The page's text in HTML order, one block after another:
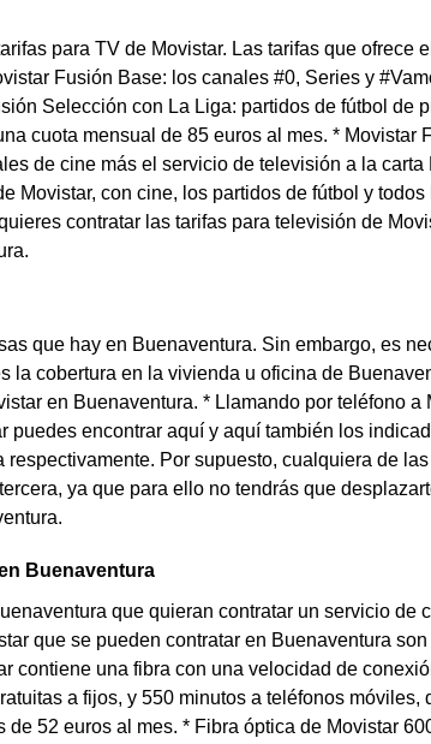
para TV de Movistar. Las tarifas que ofrece
Fusión Base: los canales #0, Series y
Selección con La Liga: partidos de fútbol de
cuota mensual de 85 euros al mes. * Movistar
de cine más el servicio de televisión a la carta
Movistar, con cine, los partidos de fútbol y
contratar las tarifas para televisión de
que hay en Buenaventura. Sin embargo, es
la cobertura en la vivienda u oficina de
en Buenaventura. * Llamando por teléfono a
puedes encontrar aquí y aquí también los
Por supuesto, cualquiera de
ya que para ello no tendrás que
Buenaventura
que quieran contratar un servicio de
que se pueden contratar en Buenaventura
contiene una fibra con una velocidad de
a fijos, y 550 minutos a teléfonos móviles,
52 euros al mes. * Fibra óptica de Movistar